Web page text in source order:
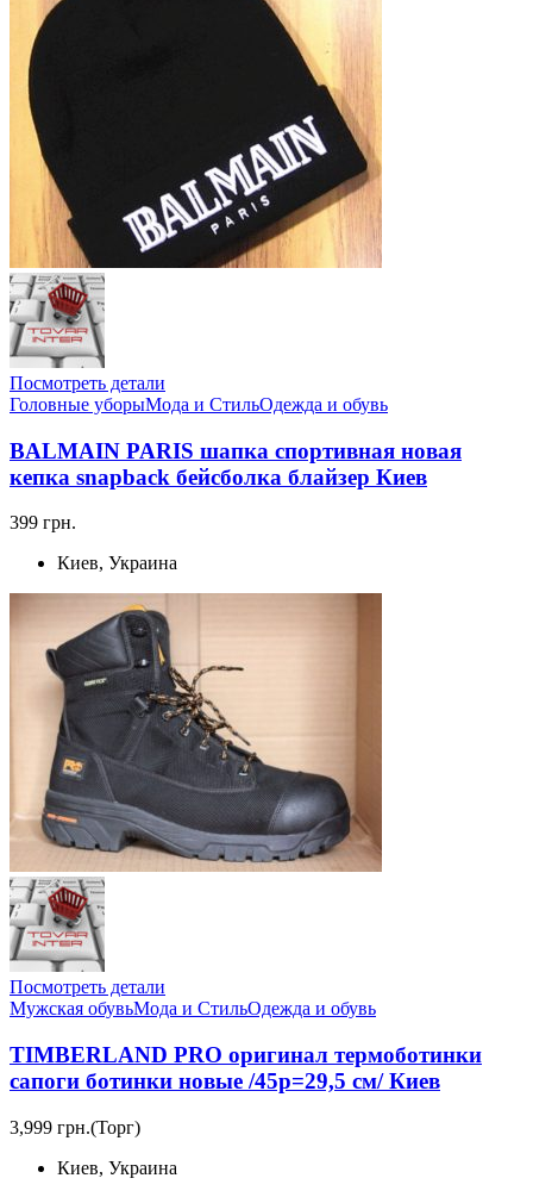
Посмотреть детали
Головные уборыМода и СтильОдежда и обувь
BALMAIN PARIS шапка спортивная новая
кепка snapback бейсболка блайзер Киев
399 грн.
Киев, Украина
Посмотреть детали
Мужская обувьМода и СтильОдежда и обувь
TIMBERLAND PRO оригинал термоботинки
сапоги ботинки новые /45р=29,5 см/ Киев
3,999 грн.(Торг)
Киев, Украина